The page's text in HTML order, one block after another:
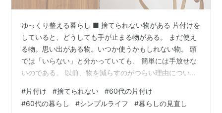
ゆっくり整える暮らし ■ 捨てられない物がある 片付けを
していると、どうしても手が止まる物がある。 まだ使え
る物。思い出がある物。いつか使うかもしれない物。 頭
では「いらない」と分かっていても、 簡単には手放せな
いのである。 以前、物を減らすのがつらい理由について
いてみたい。 ■ 無理に捨てようとすると苦しくなる 以前
は、「捨てなければ」と思っていた。 ・一気に減らそう
#片付け #捨てられない #60代の片付け
#60代の暮らし #シンプルライフ #暮らしの見直し